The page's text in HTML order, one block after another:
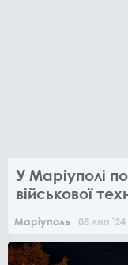
У Маріуполі
військової
Маріуполь 05лип '24